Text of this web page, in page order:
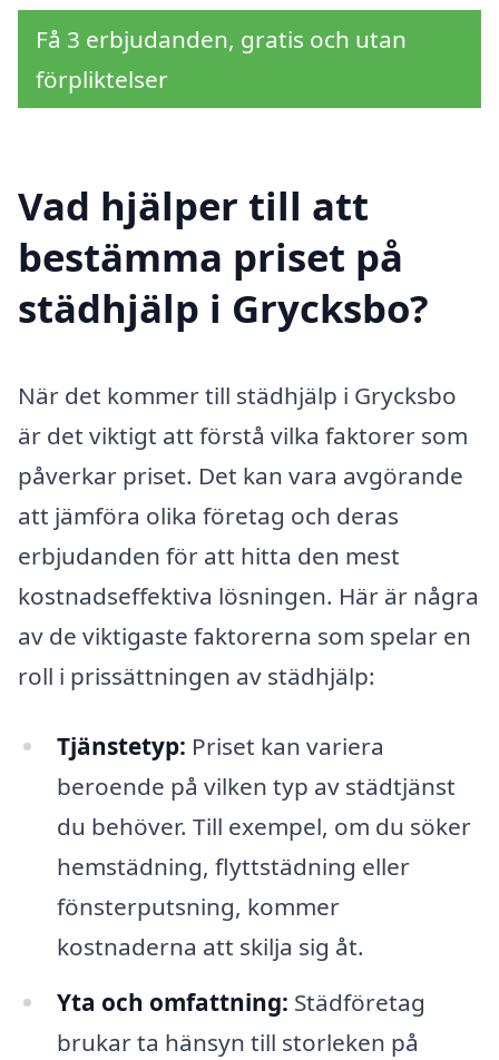
Få 3 erbjudanden, gratis och utan
förpliktelser
Vad hjälper till att
bestämma priset på
städhjälp i Grycksbo?
När det kommer till städhjälp i Grycksbo
är det viktigt att förstå vilka faktorer som
påverkar priset. Det kan vara avgörande
att jämföra olika företag och deras
erbjudanden för att hitta den mest
kostnadseffektiva lösningen. Här är några
av de viktigaste faktorerna som spelar en
roll i prissättningen av städhjälp:
Tjänstetyp: Priset kan variera
beroende på vilken typ av städtjänst
du behöver. Till exempel, om du söker
hemstädning, flyttstädning eller
fönsterputsning, kommer
kostnaderna att skilja sig åt.
Yta och omfattning: Städföretag
brukar ta hänsyn till storleken på